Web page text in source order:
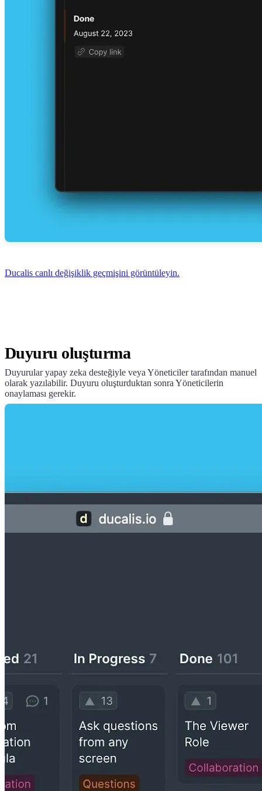
Ducalis canlı değişiklik geçmişini görüntüleyin.
Duyuru oluşturma
Duyurular yapay zeka desteğiyle veya Yöneticiler tarafından manuel
olarak yazılabilir. Duyuru oluşturduktan sonra Yöneticilerin
onaylaması gerekir.